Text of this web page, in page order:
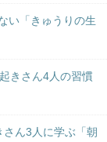
い「きゅうりの生
きさん4人の習慣
ん3人に学ぶ「朝